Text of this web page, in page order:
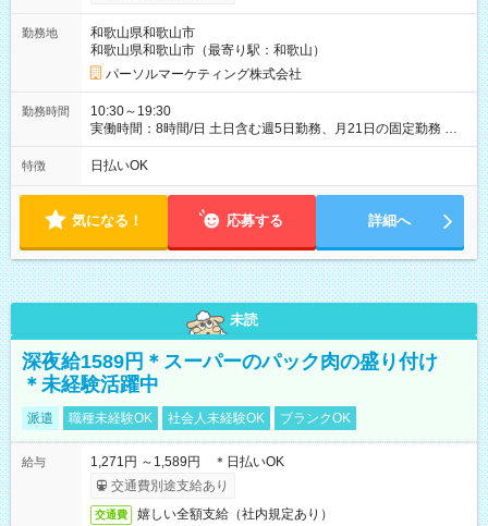
勤務地
和歌山県和歌山市
和歌山県和歌山市（最寄り駅：和歌山）
パーソルマーケティング株式会社
勤務時間
10:30～19:30
実働時間：8時間/日 土日含む週5日勤務、月21日の固定勤務 ※
実働8h/休憩1h勤務、残業ほぼ無し（5h/月）
特徴 日払いOK
気になる！ 応募する 詳細へ
未読
深夜給1589円＊スーパーのパック肉の盛り付け
＊未経験活躍中
派遣 職種未経験OK 社会人未経験OK ブランクOK
給与
1,271円 ～1,589円 ＊日払いOK
交通費別途支給あり
交通費 嬉しい全額支給（社内規定あり）